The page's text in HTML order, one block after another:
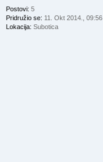
Postovi: 5
Pridružio se: 11. Okt 2014., 09:56
Lokacija: Subotica